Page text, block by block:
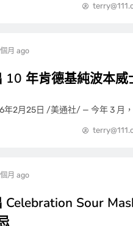
月 ago
10 年肯德基純波本威
年2月25日 /美通社/ — 今年 3 月
月 ago
Celebration Sour